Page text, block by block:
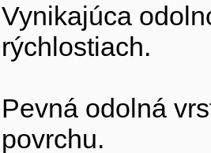
Vynikajúca
rýchlostiach.
Pevná odolná
povrchu.